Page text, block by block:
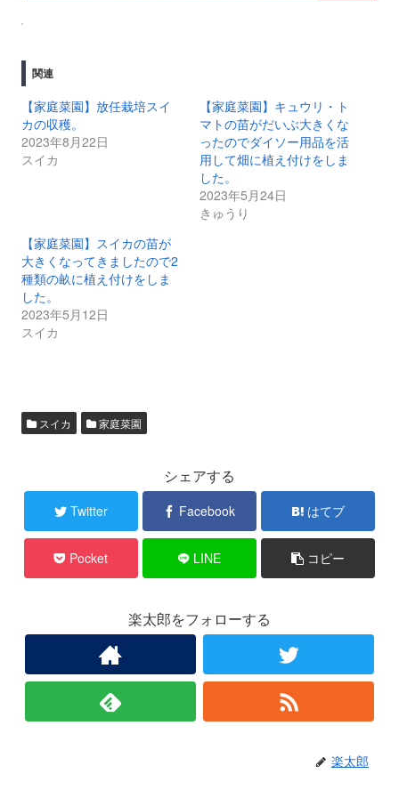
関連
【家庭菜園】放任栽培スイ
カの収穫。
2023年8月22日
スイカ
【家庭菜園】キュウリ・ト
マトの苗がだいぶ大きくな
ったのでダイソー用品を活
用して畑に植え付けをしま
した。
2023年5月24日
きゅうり
【家庭菜園】スイカの苗が
大きくなってきましたので2
種類の畝に植え付けをしま
した。
2023年5月12日
スイカ
スイカ 家庭菜園
シェアする
Twitter Facebook はてブ
Pocket LINE コピー
楽太郎をフォローする
楽太郎